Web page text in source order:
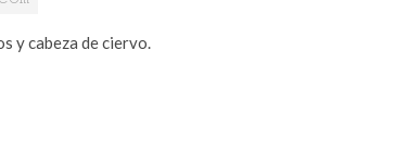
y cabeza de ciervo.